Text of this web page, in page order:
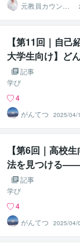
元教員カウンセ
ラー遠藤
【第11回｜自
大学生向け】ど
を届けているの
走者”として
記事
学び
4
がんてつ
2025/04/
【第6回｜高校
法を見つける——
にしよう
記事
学び
4
がんてつ
2025/04/